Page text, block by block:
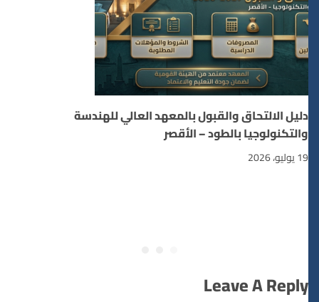
دليل الالتحاق والقبول بالمعهد العالي للهندسة
والتكنولوجيا بالطود – الأقصر
Leave A Reply